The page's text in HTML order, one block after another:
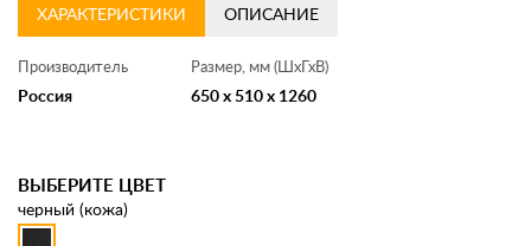
ХАРАКТЕРИСТИКИ ОПИСАНИЕ
Производитель
Россия
Размер, мм (ШхГхВ)
650 x 510 x 1260
ВЫБЕРИТЕ ЦВЕТ
черный (кожа)